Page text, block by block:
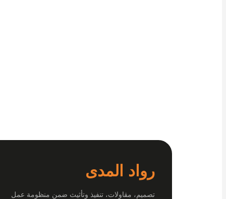
رواد المدى
تصميم، مقاولات، تنفيذ وتأثيث ضمن منظومة عمل